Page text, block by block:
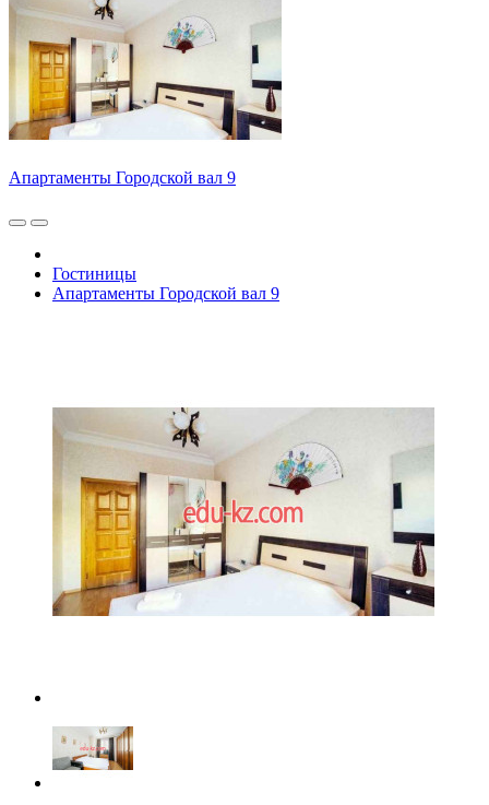
Апартаменты Городской вал 9
Гостиницы
Апартаменты Городской вал 9